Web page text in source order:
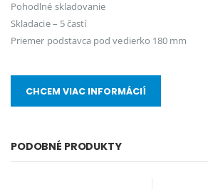
Pohodlné skladovanie
Skladacie – 5 častí
Priemer podstavca pod vedierko 180 mm
CHCEM VIAC INFORMÁCIÍ
PODOBNÉ PRODUKTY